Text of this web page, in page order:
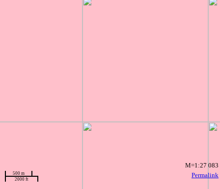
Permalink
500 m
2000 ft
M=1:27 083